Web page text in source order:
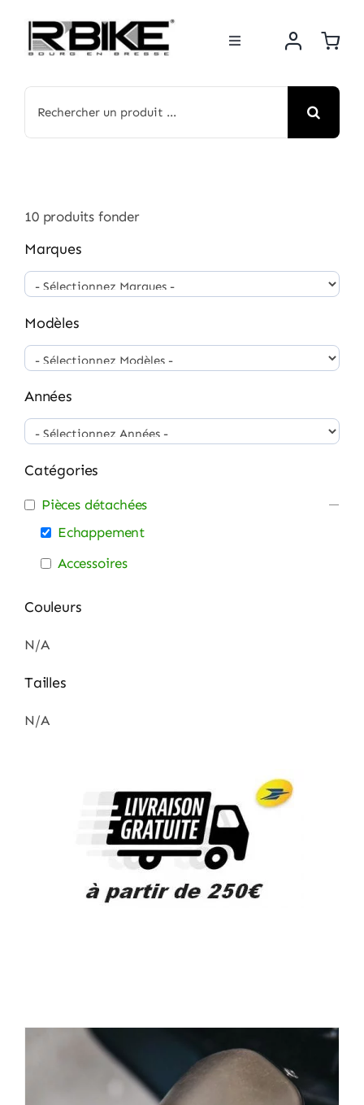
contenu
Toggle
BOUTIQUE
NOS MARQUES
ACTUS
ATELIER
10produits fonder
Marques
Modèles
Années
Catégories
Pièces détachées
Echappement
Accessoires
Couleurs
N/A
Tailles
N/A